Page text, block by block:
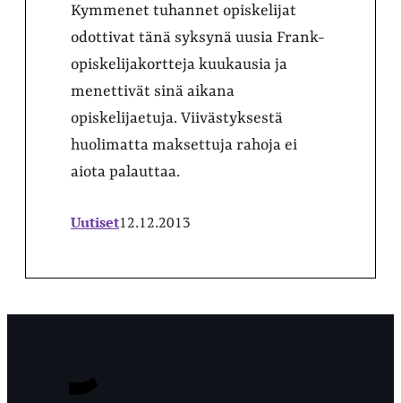
Kymmenet tuhannet opiskelijat
odottivat tänä syksynä uusia Frank-
opiskelijakortteja kuukausia ja
menettivät sinä aikana
opiskelijaetuja. Viivästyksestä
huolimatta maksettuja rahoja ei
aiota palauttaa.
Uutiset12.12.2013